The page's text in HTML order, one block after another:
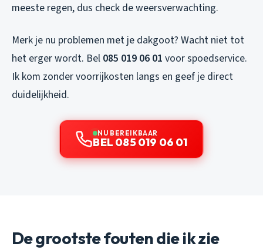
meeste regen, dus check de weersverwachting.
Merk je nu problemen met je dakgoot? Wacht niet tot
het erger wordt. Bel 085 019 06 01 voor spoedservice.
Ik kom zonder voorrijkosten langs en geef je direct
duidelijkheid.
NU BEREIKBAAR
BEL 085 019 06 01
De grootste fouten die ik zie